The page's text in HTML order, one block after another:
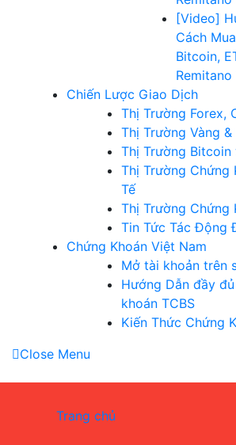
[Video]
Cách
Bitcoin,
Chiến Lược Giao Dịch
Thị Trường Forex,
Thị Trường Vàng
Thị Trường
Thị Trường Chứng
Tế
Thị Trường Chứng
Tin Tức Tác Động
Chứng Khoán Việt Nam
Mở tài khoản trên
Hướng Dẫn đầy
khoán TCBS
Kiến Thức Chứng
Close Menu
Trang chủ